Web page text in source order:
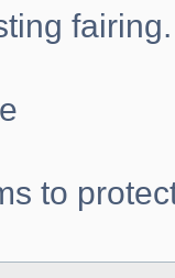
to